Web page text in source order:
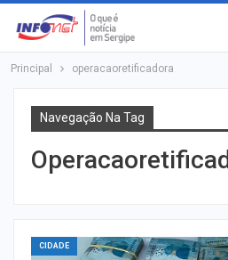
Principal operacaoretificadora
Navegação Na Tag
CIDADE